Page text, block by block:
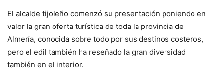
El alcalde tijoleño comenzó su presentación poniendo en
valor la gran oferta turística de toda la provincia de
Almería, conocida sobre todo por sus destinos costeros,
pero el edil también ha reseñado la gran diversidad
también en el interior.